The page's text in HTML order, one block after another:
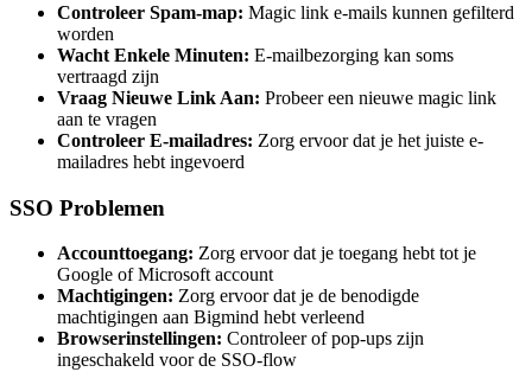
Controleer Spam-map: Magic link e-mails kunnen gefilterd
worden
Wacht Enkele Minuten: E-mailbezorging kan soms
vertraagd zijn
Vraag Nieuwe Link Aan: Probeer een nieuwe magic link
aan te vragen
Controleer E-mailadres: Zorg ervoor dat je het juiste e-
mailadres hebt ingevoerd
SSO Problemen
Accounttoegang: Zorg ervoor dat je toegang hebt tot je
Google of Microsoft account
Machtigingen: Zorg ervoor dat je de benodigde
machtigingen aan Bigmind hebt verleend
Browserinstellingen: Controleer of pop-ups zijn
ingeschakeld voor de SSO-flow